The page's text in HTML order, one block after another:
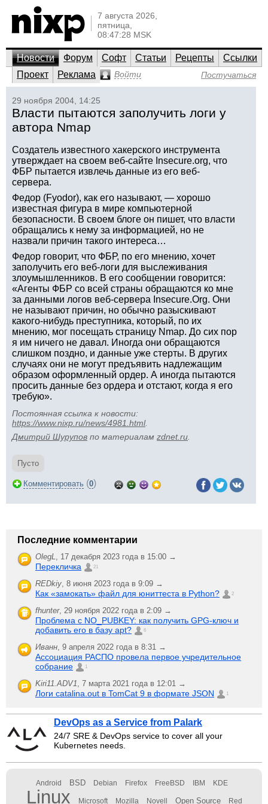
7 августа 2026,
пятница,
08:47:28 MSK
Новости Форум Софт Статьи Рецепты
Ссылки
Проект
Реклама Войти Постучаться
29 ноября 2004, 14:25
Власти пытаются заполучить логи у
автора Nmap
Создатель известного хакерского инструмента
утверждает на своем веб-сайте Insecure.org, что
ФБР пытается извлечь данные из его веб-
сервера.
Федор (Fyodor), как его называют, — хорошо
известная фигура в мире компьютерной
безопасности. В своем блоге он пишет, что власти
обращались к нему за информацией, но не
назвали причин такого интереса…
Федор говорит, что ФБР, по его мнению, хочет
заполучить его веб-логи для выслеживания
злоумышленников. В его сообщении говорится:
«Агенты ФБР со всей страны обращаются ко мне
за данными логов веб-сервера Insecure.Org. Они
не называют причин, но обычно разыскивают
какого-нибудь преступника, который, по их
мнению, мог посещать страницу Nmap. До сих пор
я им ничего не давал. Иногда они обращаются
слишком поздно, и данные уже стерты. В других
случаях они не могут предъявить надлежащим
образом оформленный ордер. А иногда пытаются
просить данные без ордера и отстают, когда я его
требую».
Постоянная ссылка к новости:
https://www.nixp.ru/news/4981.html.
Дмитрий Шурупов по материалам zdnet.ru
Пусто
Комментировать (0)
Последние комментарии
OlegL, 17 декабря 2023 года в 15:00 →
Перекличка 21
REDkiy, 8 июня 2023 года в 9:09 →
Как «замокать» файл для юниттеста в Python? 2
fhunter, 29 ноября 2022 года в 2:09 →
Проблема с NO_PUBKEY: как получить GPG-ключ и
добавить его в базу apt?
6
Иванн, 9 апреля 2022 года в 8:31 →
Ассоциация РАСПО провела первое учредительное
собрание
1
Kiri11.ADV1, 7 марта 2021 года в 12:01 →
Логи catalina.out в TomCat 9 в формате JSON 1
DevOps as a Service from Palark
24/7 SRE & DevOps service to cover all your
Kubernetes needs.
Android BSD Debian Firefox FreeBSD IBM KDE
Linux Microsoft Mozilla Novell Open Source Red